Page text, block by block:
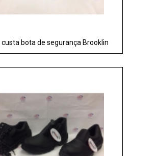
bota de segurança Brooklin